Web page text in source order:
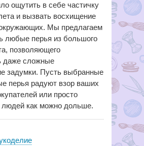
ощутить в себе частичку
и вызвать восхищение
Мы предлагаем
любые перья из большого
позволяющего
даже сложные
задумки. Пусть выбранные
перья радуют взор ваших
или просто
людей как можно дольше.